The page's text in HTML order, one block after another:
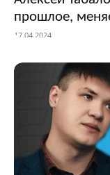
прошлое,
17.04.2024